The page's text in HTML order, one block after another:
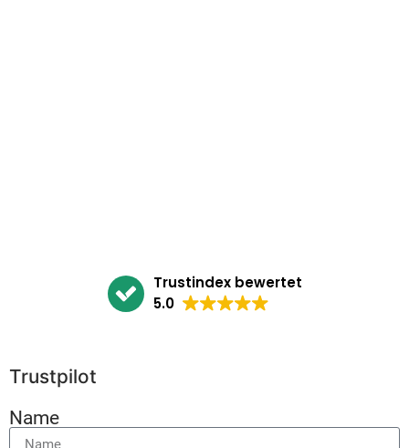
Trustindex bewertet
5.0
Trustpilot
Name